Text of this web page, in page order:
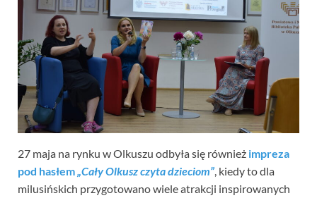
27 maja na rynku w Olkuszu odbyła się również impreza
pod hasłem„Cały Olkuszczyta dzieciom”, kiedy to dla
milusińskich przygotowano wiele atrakcji inspirowanych